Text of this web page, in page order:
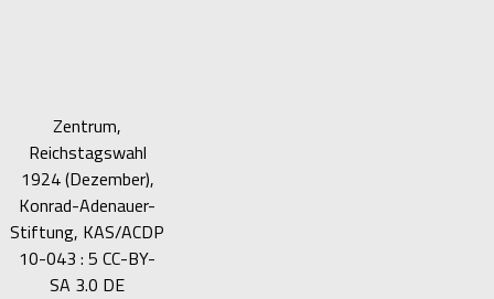
Zentrum,
Reichstagswahl
1924 (Dezember),
Konrad-Adenauer-
Stiftung, KAS/ACDP
10-043 : 5 CC-BY-
SA 3.0 DE